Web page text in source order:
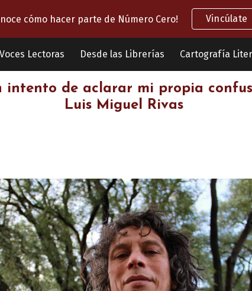
to main content Skip to
cómo hacer parte de Número Cero! Vincúlate
Voces Lectoras Desde las Librerías Cartografía
intento de aclarar mi propia
Luis Miguel Rivas